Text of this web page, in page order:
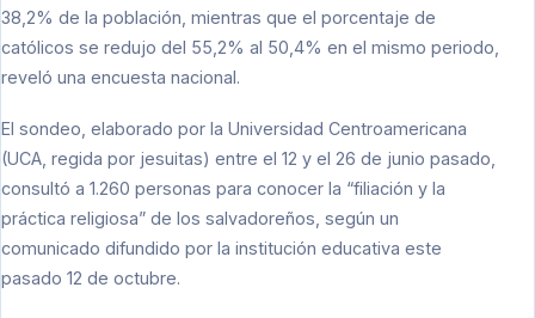
38,2% de la población, mientras que el porcentaje de
católicos se redujo del 55,2% al 50,4% en el mismo periodo,
reveló una encuesta nacional.
El sondeo, elaborado por la Universidad Centroamericana
(UCA, regida por jesuitas) entre el 12 y el 26 de junio pasado,
consultó a 1.260 personas para conocer la “filiación y la
práctica religiosa” de los salvadoreños, según un
comunicado difundido por la institución educativa este
pasado 12 de octubre.